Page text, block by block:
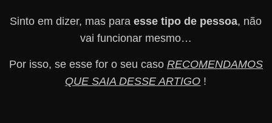
Sinto em dizer, mas paraesse tipo de pessoa, não
vai funcionar mesmo…
Por isso, se esse for o seu caso RECOMENDAMOS
QUE SAIA DESSE ARTIGO !